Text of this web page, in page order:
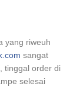
yang riweuh
sangat
tinggal order di
selesai